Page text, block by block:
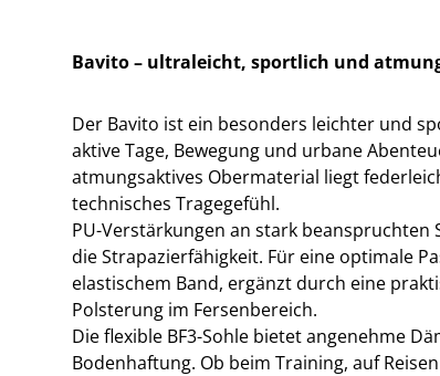
Bavito – ultraleicht, sportlich und
Der Bavito ist ein besonders leichter und
aktive Tage, Bewegung und urbane
atmungsaktives Obermaterial liegt
technisches Tragegefühl.
PU-Verstärkungen an stark beanspruchten
die Strapazierfähigkeit. Für eine optimale
elastischem Band, ergänzt durch eine
Polsterung im Fersenbereich.
Die flexible BF3-Sohle bietet angenehme
Bodenhaftung. Ob beim Training, auf